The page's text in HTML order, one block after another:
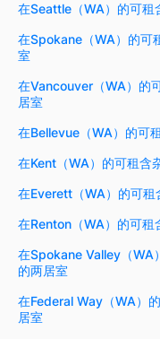
在Seattle（WA）的可租
在Spokane（WA）的可
室
在Vancouver（WA）的
居室
在Bellevue（WA）的可
在Kent（WA）的可租含
在Everett（WA）的可租
在Renton（WA）的可租
在Spokane Valley（WA
的两居室
在Federal Way（WA）
居室